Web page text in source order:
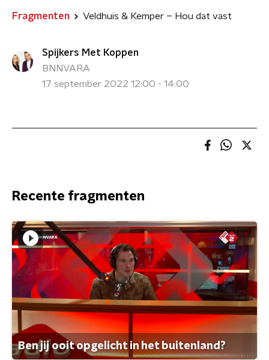
Fragmenten Veldhuis & Kemper – Hou dat vast
Spijkers Met Koppen
BNNVARA
17 september 2022 12:00 - 14:00
Recente fragmenten
Ben jij ooit opgelicht in het buitenland?